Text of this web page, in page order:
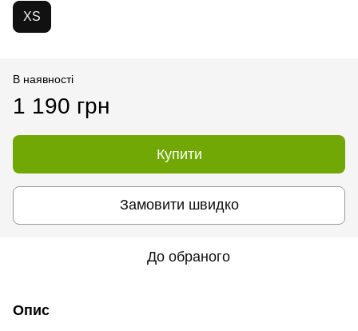
XS
В наявності
1 190 грн
Купити
Замовити швидко
До обраного
Опис